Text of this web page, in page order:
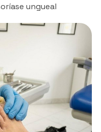
ungueal